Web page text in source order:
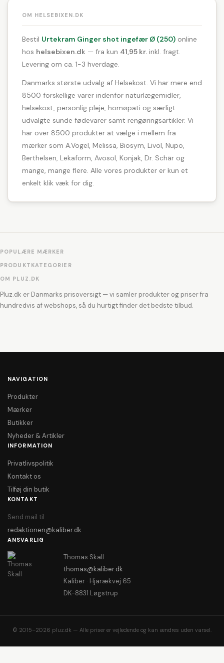
OM HELSEBIXEN.DK
Bestil Urtekram Ginger shot ingefær Ø (250) online
hos helsebixen.dk — fra kun 41,95 kr. inkl. fragt.
Levering om ca. 1-3 hverdage.
Danmarks største udvalg af Helsekost. Vi har mere end
8500 forskellige varer indenfor naturlægemidler,
helsekost, personlig pleje, homøpati og særligt
udvalgte sunde fødevarer samt rengøringsartikler. Vi
har over 8500 produkter at vælge i mellem fra
mærker som A.Vogel, Melissa, Biosym, Livol, Nupo,
Berthelsen, Lekaform, Avosol, Konjak, Dr. Schär og
mange, mange flere. Alle vores produkter er kun et
enkelt klik væk for dig.
POPULÆRE MÆRKER
PRODUKTKATEGORIER
OM PLUZ.DK
Pluz.dk er Danmarks prisoversigt — vi samler produkter og priser fra
hundredvis af webshops, så du hurtigt finder det bedste tilbud.
NAVIGATION
Produkter
Mærker
Butikker
Nyheder & Artikler
INFORMATION
Privatlivspolitik
Kontakt os
Tilføj din butik
KONTAKT
Send mail til
redaktionen@kaliber.dk
ANSVARLIG
Thomas Skall
thomas@kaliber.dk
Kaliber · Hjarækvej 65
DK-8831 Løgstrup
© 2015–2026 pluz.dk — Alle priser er vejledende og kan ændres uden varsel.